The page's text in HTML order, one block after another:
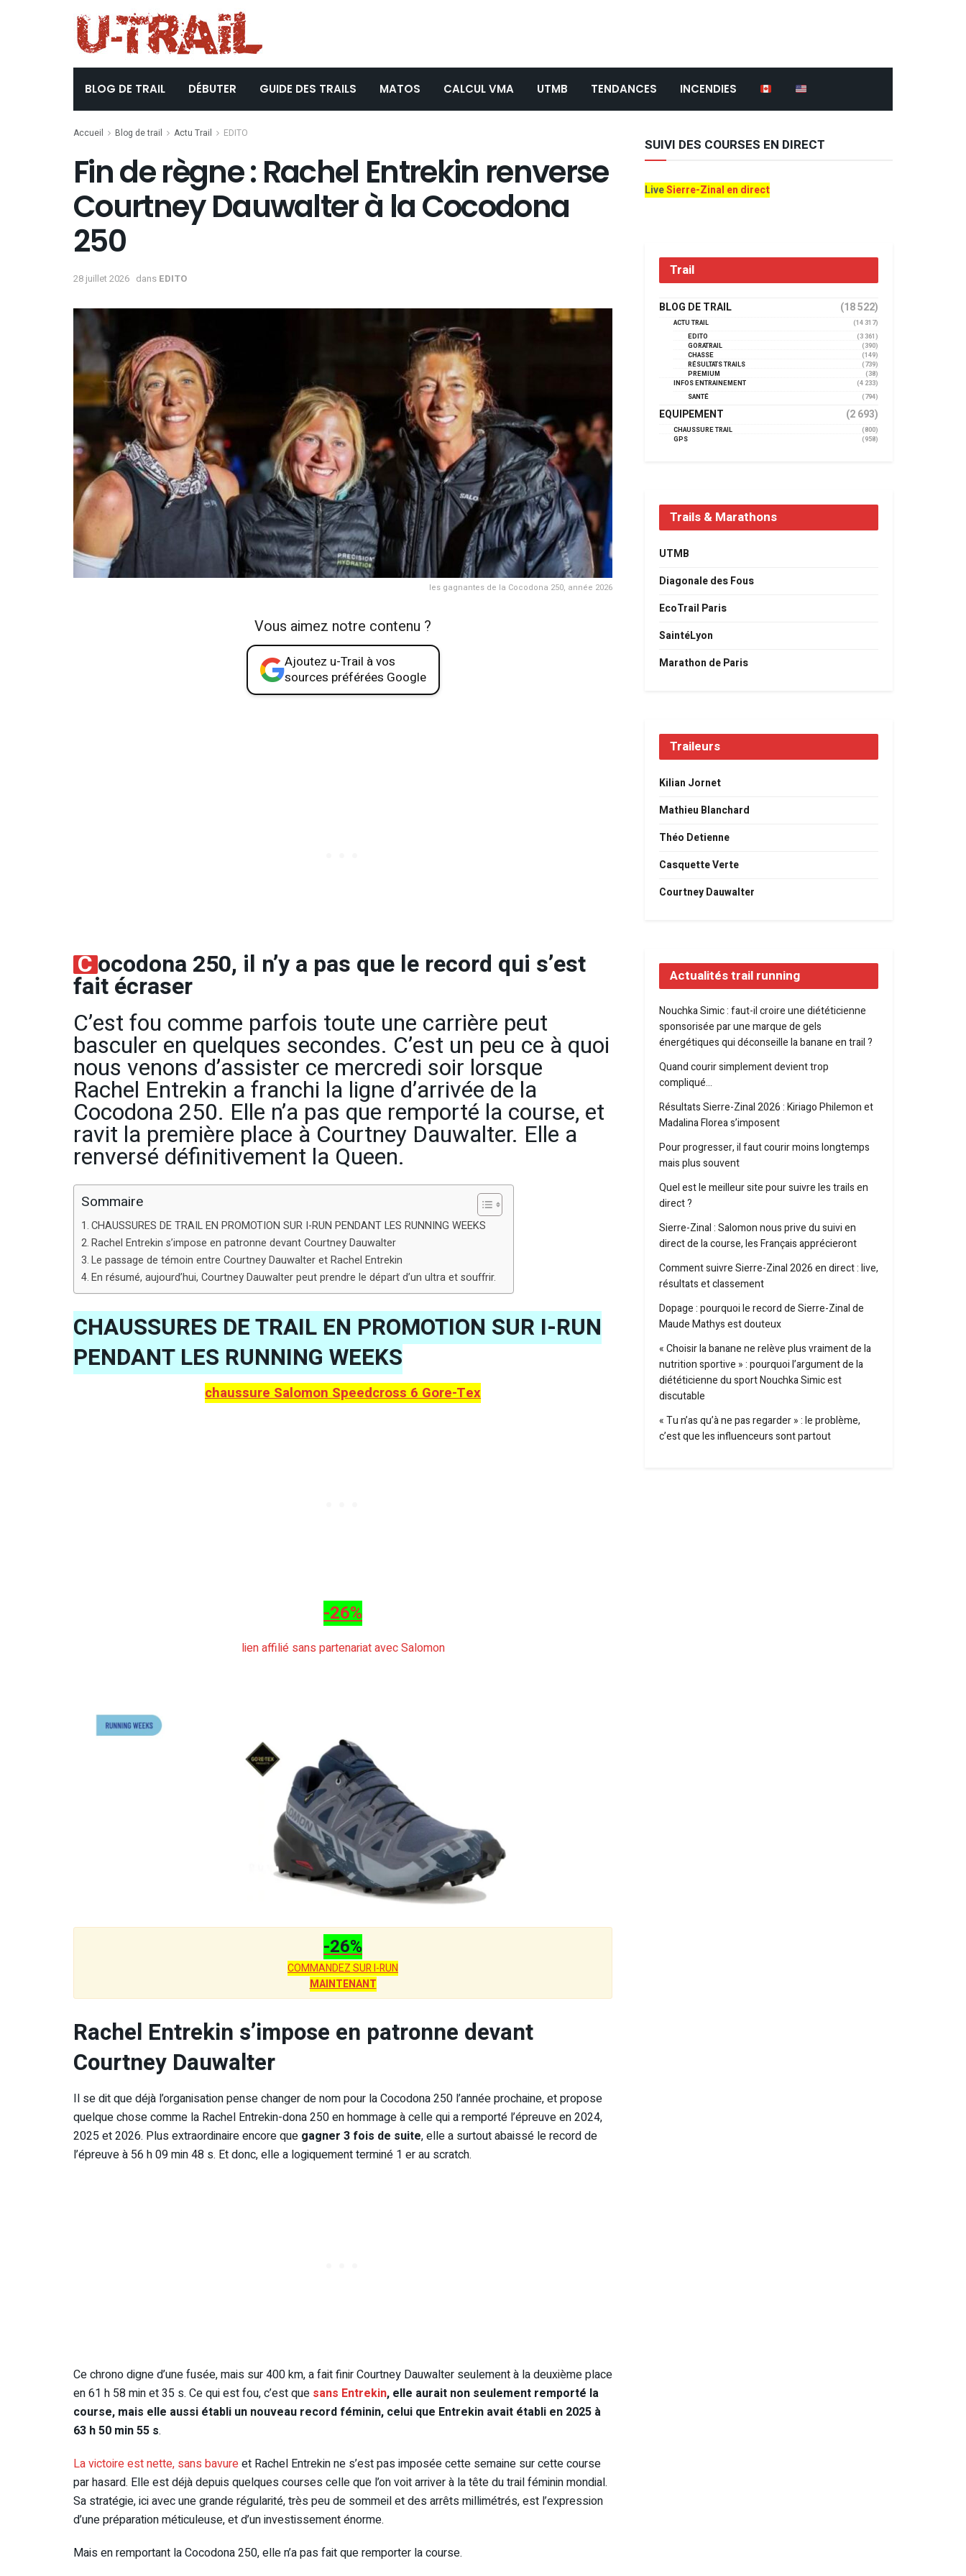
BLOG DE TRAIL DÉBUTER GUIDE DES TRAILS MATOS CALCUL VMA UTMB TENDANCES INCENDIES
Accueil Blog de trail Actu Trail EDITO
Fin de règne : Rachel Entrekin renverse
Courtney Dauwalter à la Cocodona
250
28 juillet 2026 dans EDITO
les gagnantes de la Cocodona 250, année 2026
Vous aimez notre contenu ?
Ajoutez u-Trail à vos
sources préférées Google
Cocodona 250, il n’y a pas que le record qui s’est
fait écraser
C’est fou comme parfois toute une carrière peut
basculer en quelques secondes. C’est un peu ce à quoi
nous venons d’assister ce mercredi soir lorsque
Rachel Entrekin a franchi la ligne d’arrivée de la
Cocodona 250. Elle n’a pas que remporté la course, et
ravit la première place à Courtney Dauwalter. Elle a
renversé définitivement la Queen.
Sommaire
CHAUSSURES DE TRAIL EN PROMOTION SUR I-RUN PENDANT LES RUNNING WEEKS
Rachel Entrekin s’impose en patronne devant Courtney Dauwalter
Le passage de témoin entre Courtney Dauwalter et Rachel Entrekin
En résumé, aujourd’hui, Courtney Dauwalter peut prendre le départ d’un ultra et souffrir.
CHAUSSURES DE TRAIL EN PROMOTION SUR I-RUN
PENDANT LES RUNNING WEEKS
chaussure Salomon Speedcross 6 Gore-Tex
-26%
lien affilié sans partenariat avec Salomon
-26%
COMMANDEZ SUR I-RUN
MAINTENANT
Rachel Entrekin s’impose en patronne devant
Courtney Dauwalter
Il se dit que déjà l’organisation pense changer de nom pour la Cocodona 250 l’année prochaine, et propose
quelque chose comme la Rachel Entrekin-dona 250 en hommage à celle qui a remporté l’épreuve en 2024,
2025 et 2026. Plus extraordinaire encore que gagner 3 fois de suite, elle a surtout abaissé le record de
l’épreuve à 56 h 09 min 48 s. Et donc, elle a logiquement terminé 1 er au scratch.
Ce chrono digne d’une fusée, mais sur 400 km, a fait finir Courtney Dauwalter seulement à la deuxième place
en 61 h 58 min et 35 s. Ce qui est fou, c’est que sans Entrekin, elle aurait non seulement remporté la
course, mais elle aussi établi un nouveau record féminin, celui que Entrekin avait établi en 2025 à
63 h 50 min 55 s.
La victoire est nette, sans bavureet Rachel Entrekin ne s’est pas imposée cette semaine sur cette course
par hasard. Elle est déjà depuis quelques courses celle que l’on voit arriver à la tête du trail féminin mondial.
Sa stratégie, ici avec une grande régularité, très peu de sommeil et des arrêts millimétrés, est l’expression
d’une préparation méticuleuse, et d’un investissement énorme.
Mais en remportant la Cocodona 250, elle n’a pas fait que remporter la course.
SUIVI DES COURSES EN DIRECT
LiveSierre-Zinal en direct
Trail
BLOG DE TRAIL (18 522)
ACTU TRAIL
(14 317)
EDITO
(3 361)
GORATRAIL
(390)
CHASSE
(149)
RÉSULTATS TRAILS
(739)
PREMIUM
(38)
INFOS ENTRAINEMENT
(4 233)
SANTÉ
(794)
EQUIPEMENT (2 693)
CHAUSSURE TRAIL
(800)
GPS
(958)
Trails & Marathons
UTMB
Diagonale des Fous
EcoTrail Paris
SaintéLyon
Marathon de Paris
Traileurs
Kilian Jornet
Mathieu Blanchard
Théo Detienne
Casquette Verte
Courtney Dauwalter
Actualités trail running
Nouchka Simic : faut-il croire une diététicienne
sponsorisée par une marque de gels
énergétiques qui déconseille la banane en trail ?
Quand courir simplement devient trop
compliqué…
Résultats Sierre-Zinal 2026 : Kiriago Philemon et
Madalina Florea s’imposent
Pour progresser, il faut courir moins longtemps
mais plus souvent
Quel est le meilleur site pour suivre les trails en
direct ?
Sierre-Zinal : Salomon nous prive du suivi en
direct de la course, les Français apprécieront
Comment suivre Sierre-Zinal 2026 en direct : live,
résultats et classement
Dopage : pourquoi le record de Sierre-Zinal de
Maude Mathys est douteux
« Choisir la banane ne relève plus vraiment de la
nutrition sportive » : pourquoi l’argument de la
diététicienne du sport Nouchka Simic est
discutable
« Tu n’as qu’à ne pas regarder » : le problème,
c’est que les influenceurs sont partout